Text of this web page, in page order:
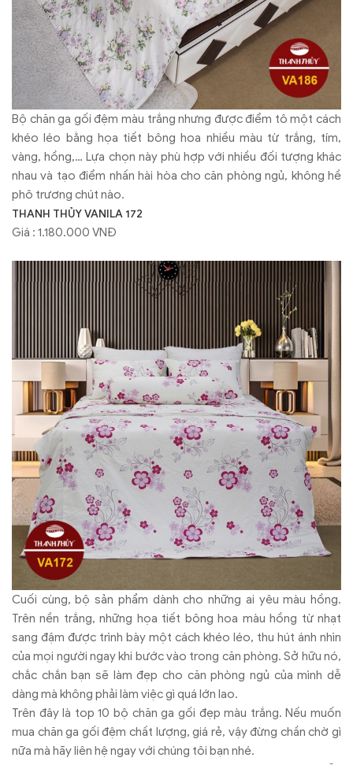
Bộ chăn ga gối đệm màu trắng nhưng được điểm tô một cách
khéo léo bằng họa tiết bông hoa nhiều màu từ trắng, tím,
vàng, hồng,… Lựa chọn này phù hợp với nhiều đối tượng khác
nhau và tạo điểm nhấn hài hòa cho căn phòng ngủ, không hề
phô trương chút nào.
THANH THỦY VANILA 172
Giá : 1.180.000 VNĐ
Cuối cùng, bộ sản phẩm dành cho những ai yêu màu hồng.
Trên nền trắng, những họa tiết bông hoa màu hồng từ nhạt
sang đậm được trình bày một cách khéo léo, thu hút ánh nhìn
của mọi người ngay khi bước vào trong căn phòng. Sở hữu nó,
chắc chắn bạn sẽ làm đẹp cho căn phòng ngủ của mình dễ
dàng mà không phải làm việc gì quá lớn lao.
Trên đây là top 10 bộ chăn ga gối đẹp màu trắng. Nếu muốn
mua chăn ga gối đệm chất lượng, giá rẻ, vậy đừng chần chờ gì
nữa mà hãy liên hệ ngay với chúng tôi bạn nhé.